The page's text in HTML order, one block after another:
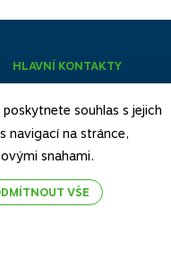
HLAVNÍ KONTAKTY
+420 323 618 111
+420 323 618 211
Všechny kontakty
Web
souhlas s jejich
navigací na stránce,
snahami.
VŠE